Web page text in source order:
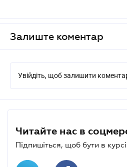
Залиште коментар
Увійдіть, щоб залишити
Читайте нас в
Підпишіться, щоб бути в